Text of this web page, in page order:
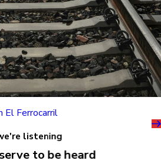
El Ferrocarril
listening
to be heard